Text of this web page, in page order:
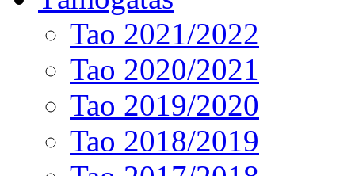
Tao 2021/2022
Tao 2020/2021
Tao 2019/2020
Tao 2018/2019